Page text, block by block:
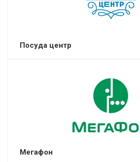
Посуда центр
Мегафон